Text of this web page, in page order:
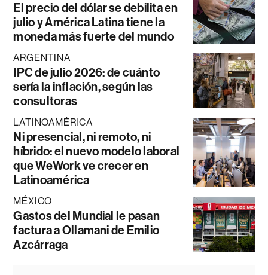
El precio del dólar se debilita en
julio y América Latina tiene la
moneda más fuerte del mundo
ARGENTINA
IPC de julio 2026: de cuánto
sería la inflación, según las
consultoras
LATINOAMÉRICA
Ni presencial, ni remoto, ni
híbrido: el nuevo modelo laboral
que WeWork ve crecer en
Latinoamérica
MÉXICO
Gastos del Mundial le pasan
factura a Ollamani de Emilio
Azcárraga